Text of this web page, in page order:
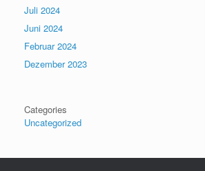
Juli 2024
Juni 2024
Februar 2024
Dezember 2023
Categories
Uncategorized